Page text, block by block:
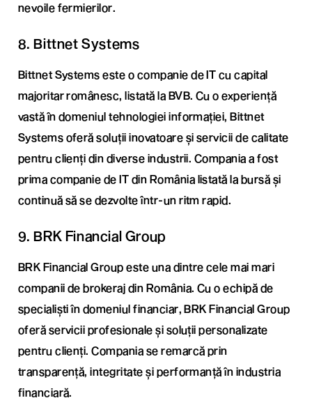
nevoile fermierilor.
8. Bittnet Systems
Bittnet Systems este o companie de IT cu capital
majoritar românesc, listată la BVB. Cu o experiență
vastă în domeniul tehnologiei informației, Bittnet
Systems oferă soluții inovatoare și servicii de calitate
pentru clienți din diverse industrii. Compania a fost
prima companie de IT din România listată la bursă și
continuă să se dezvolte într-un ritm rapid.
9. BRK Financial Group
BRK Financial Group este una dintre cele mai mari
companii de brokeraj din România. Cu o echipă de
specialiști în domeniul financiar, BRK Financial Group
oferă servicii profesionale și soluții personalizate
pentru clienți. Compania se remarcă prin
transparență, integritate și performanță în industria
financiară.